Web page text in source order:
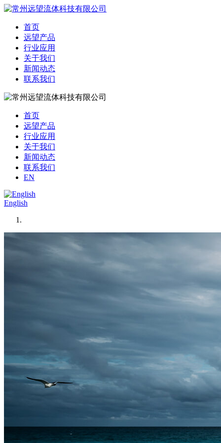
首页
远望产品
行业应用
关于我们
新闻动态
联系我们
首页
远望产品
行业应用
关于我们
新闻动态
联系我们
EN
English